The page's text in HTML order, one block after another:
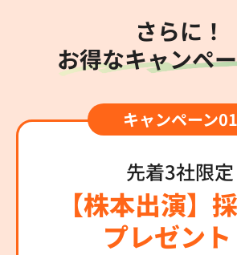
さらに！
お得なキャンペ
先着3社限定
【株本出演】
プレゼント